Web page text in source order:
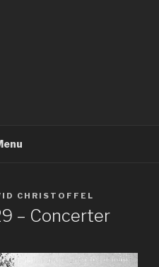
CHRISTOFFEL
– Concerter